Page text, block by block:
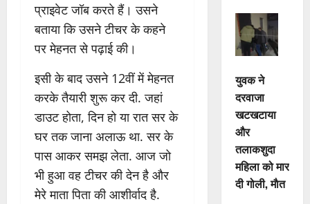
प्राइवेट जॉब करते हैं। उसने
बताया कि उसने टीचर के कहने
पर मेहनत से पढ़ाई की।
इसी के बाद उसने 12वीं में मेहनत
करके तैयारी शुरू कर दी. जहां
डाउट होता, दिन हो या रात सर के
घर तक जाना अलाऊ था. सर के
पास आकर समझ लेता. आज जो
भी हुआ वह टीचर की देन है और
मेरे माता पिता की आशीर्वाद है.
युवक ने
दरवाजा
खटखटाया
और
तलाकशुदा
महिला को मार
दी गोली, माैत